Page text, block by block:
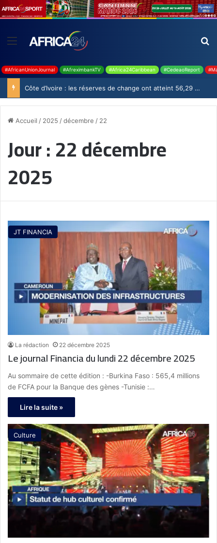
#AfricanUnionJournal #AfreximbankTV #Africa24Caribbean #CedeaoReport
Côte d’Ivoire : les réserves de change ont atteint 56,29 milliards USD en juillet
Accueil / 2025 /décembre / 22
Jour :22 décembre
2025
JT FINANCIA
La rédaction 22 décembre 2025
Le journal Financia du lundi 22 décembre 2025
Au sommaire de cette édition : -Burkina Faso : 565,4 millions
de FCFA pour la Banque des gènes -Tunisie :…
Lire la suite »
Culture